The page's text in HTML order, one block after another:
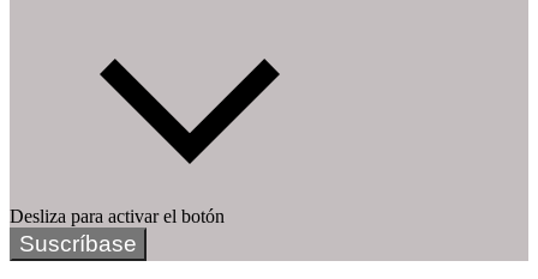
Desliza para activar el botón
Suscríbase